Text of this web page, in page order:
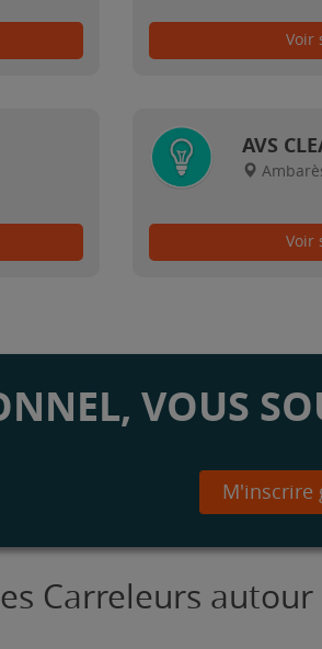
Voir
AVS
Voir
VOUS
M'inscrire
Carreleurs